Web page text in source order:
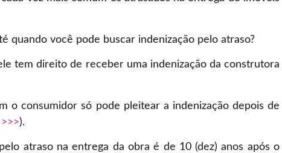
quando você pode buscar indenização pelo atraso?
tem direito de receber uma indenização da construtora
o consumidor só pode pleitear a indenização depois de
).
atraso na entrega da obra é de 10 (dez) anos após o